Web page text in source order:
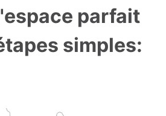
parfait
simples: